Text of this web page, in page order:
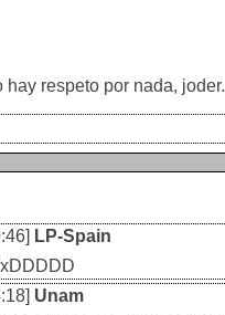
respeto por nada, joder.
LP-Spain
Unam